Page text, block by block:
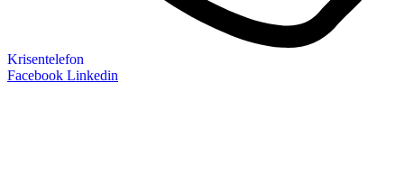
Krisentelefon
Facebook Linkedin